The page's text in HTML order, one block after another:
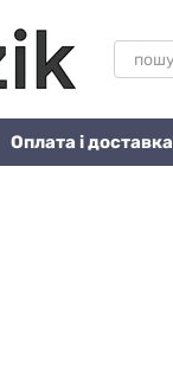
Оплата і доставка